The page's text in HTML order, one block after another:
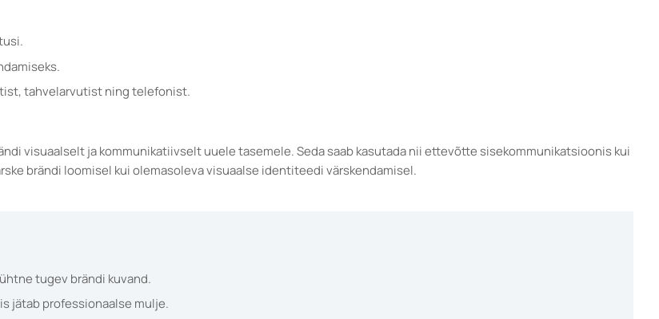
tahvelarvutist ning telefonist.
visuaalselt ja kommunikatiivselt uuele tasemele. Seda saab kasutada nii ettevõtte sisekommunikatsioonis kui
brändi loomisel kui olemasoleva visuaalse identiteedi värskendamisel.
tugev brändi kuvand.
jätab professionaalse mulje.